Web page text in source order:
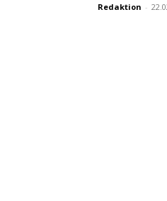
Redaktion -